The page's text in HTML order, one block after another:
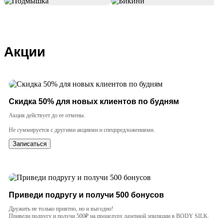
Акции
Cкидка 50% для новых клиентов по будням
Акция действует до ее отмены.
Не суммируется с другими акциями и спецпредложениями.
Записаться
Приведи подругу и получи 500 бонусов
Дружить не только приятно, но и выгодно!
Приведи подругу и получи 500₽ на процедуру лазерной эпиляции в BODY SILK.